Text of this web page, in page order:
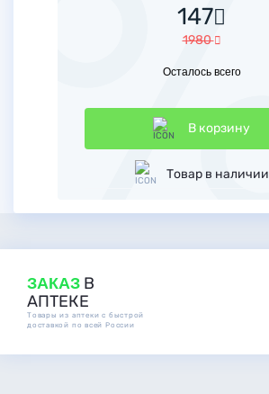
147
1980
Осталось всего
В корзину
Товар в наличии
ЗАКАЗ В
АПТЕКЕ
Товары из аптеки с быстрой
доставкой по всей России